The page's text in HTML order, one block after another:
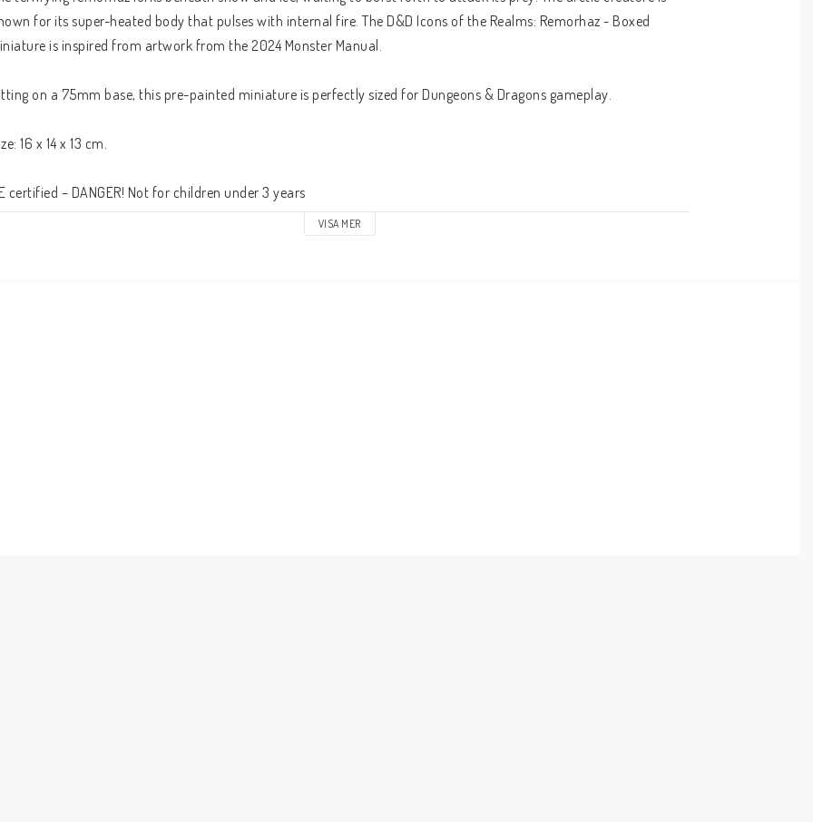
for its super-heated body that pulses with internal fire. The D&D Icons of the Realms: Remorhaz - Boxed
is inspired from artwork from the 2024 Monster Manual.
on a 75mm base, this pre-painted miniature is perfectly sized for Dungeons & Dragons gameplay.
16 x 14 x 13 cm.
certified – DANGER! Not for children under 3 years
VISA MER